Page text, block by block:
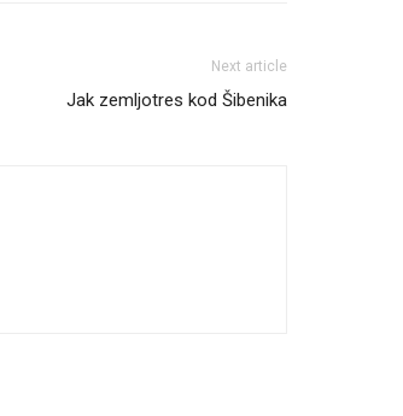
Next article
Jak zemljotres kod Šibenika